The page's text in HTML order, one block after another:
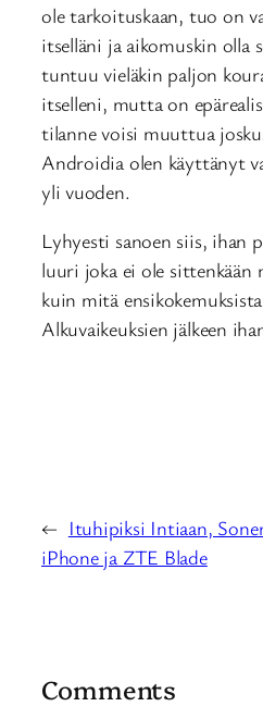
ole tarkoituskaan, tuo on
itselläni ja aikomuskin olla
tuntuu vieläkin paljon
itselleni, mutta on
tilanne voisi muuttua
Androidia olen käyttänyt
yli vuoden.
Lyhyesti sanoen siis, ihan
luuri joka ei ole
kuin mitä
Alkuvaikeuksien jälkeen
← Ituhipiksi Intiaan,
iPhone ja ZTE Blade
Comments